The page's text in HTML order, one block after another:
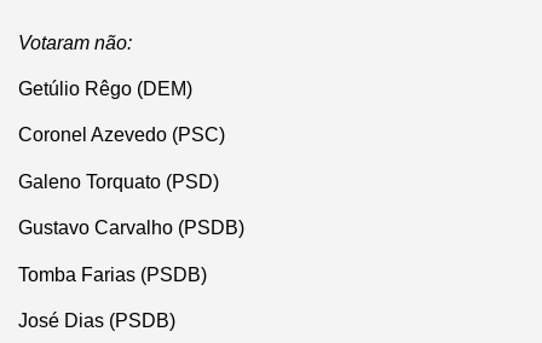
Votaram não:
Getúlio Rêgo (DEM)
Coronel Azevedo (PSC)
Galeno Torquato (PSD)
Gustavo Carvalho (PSDB)
Tomba Farias (PSDB)
José Dias (PSDB)